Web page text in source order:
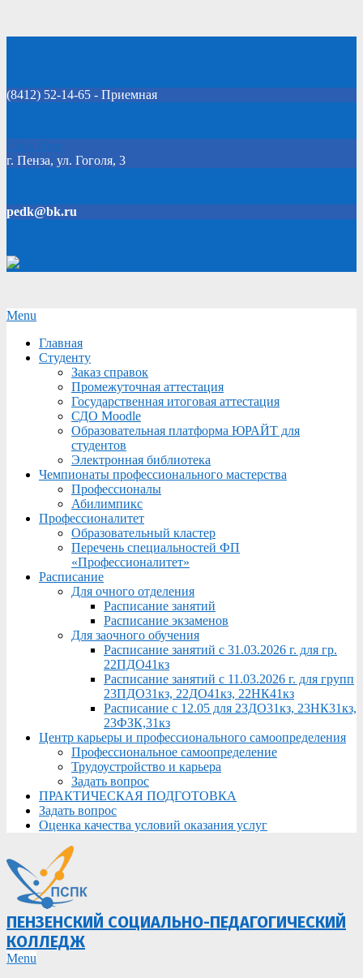
(8412) 52-14-65 - Приемная
Click Here
г. Пенза, ул. Гоголя, 3
pedk@bk.ru
Secondary
Menu
Menu
Главная
Студенту
Заказ справок
Промежуточная аттестация
Государственная итоговая аттестация
СДО Moodle
Образовательная платформа ЮРАЙТ для
студентов
Электронная библиотека
Чемпионаты профессионального мастерства
Профессионалы
Абилимпикс
Профессионалитет
Образовательный кластер
Перечень специальностей ФП
«Профессионалитет»
Расписание
Для очного отделения
Расписание занятий
Расписание экзаменов
Для заочного обучения
Расписание занятий с 31.03.2026 г. для гр.
22ПДО41кз
Расписание занятий с 11.03.2026 г. для групп
23ПДО31кз, 22ДО41кз, 22НК41кз
Расписание с 12.05 для 23ДО31кз, 23НК31кз,
23ФЗК,31кз
Центр карьеры и профессионального самоопределения
Профессиональное самоопределение
Трудоустройство и карьера
Задать вопрос
ПРАКТИЧЕСКАЯ ПОДГОТОВКА
Задать вопрос
Оценка качества условий оказания услуг
ПЕНЗЕНСКИЙ СОЦИАЛЬНО-ПЕДАГОГИЧЕСКИЙ
КОЛЛЕДЖ
Primary
Menu